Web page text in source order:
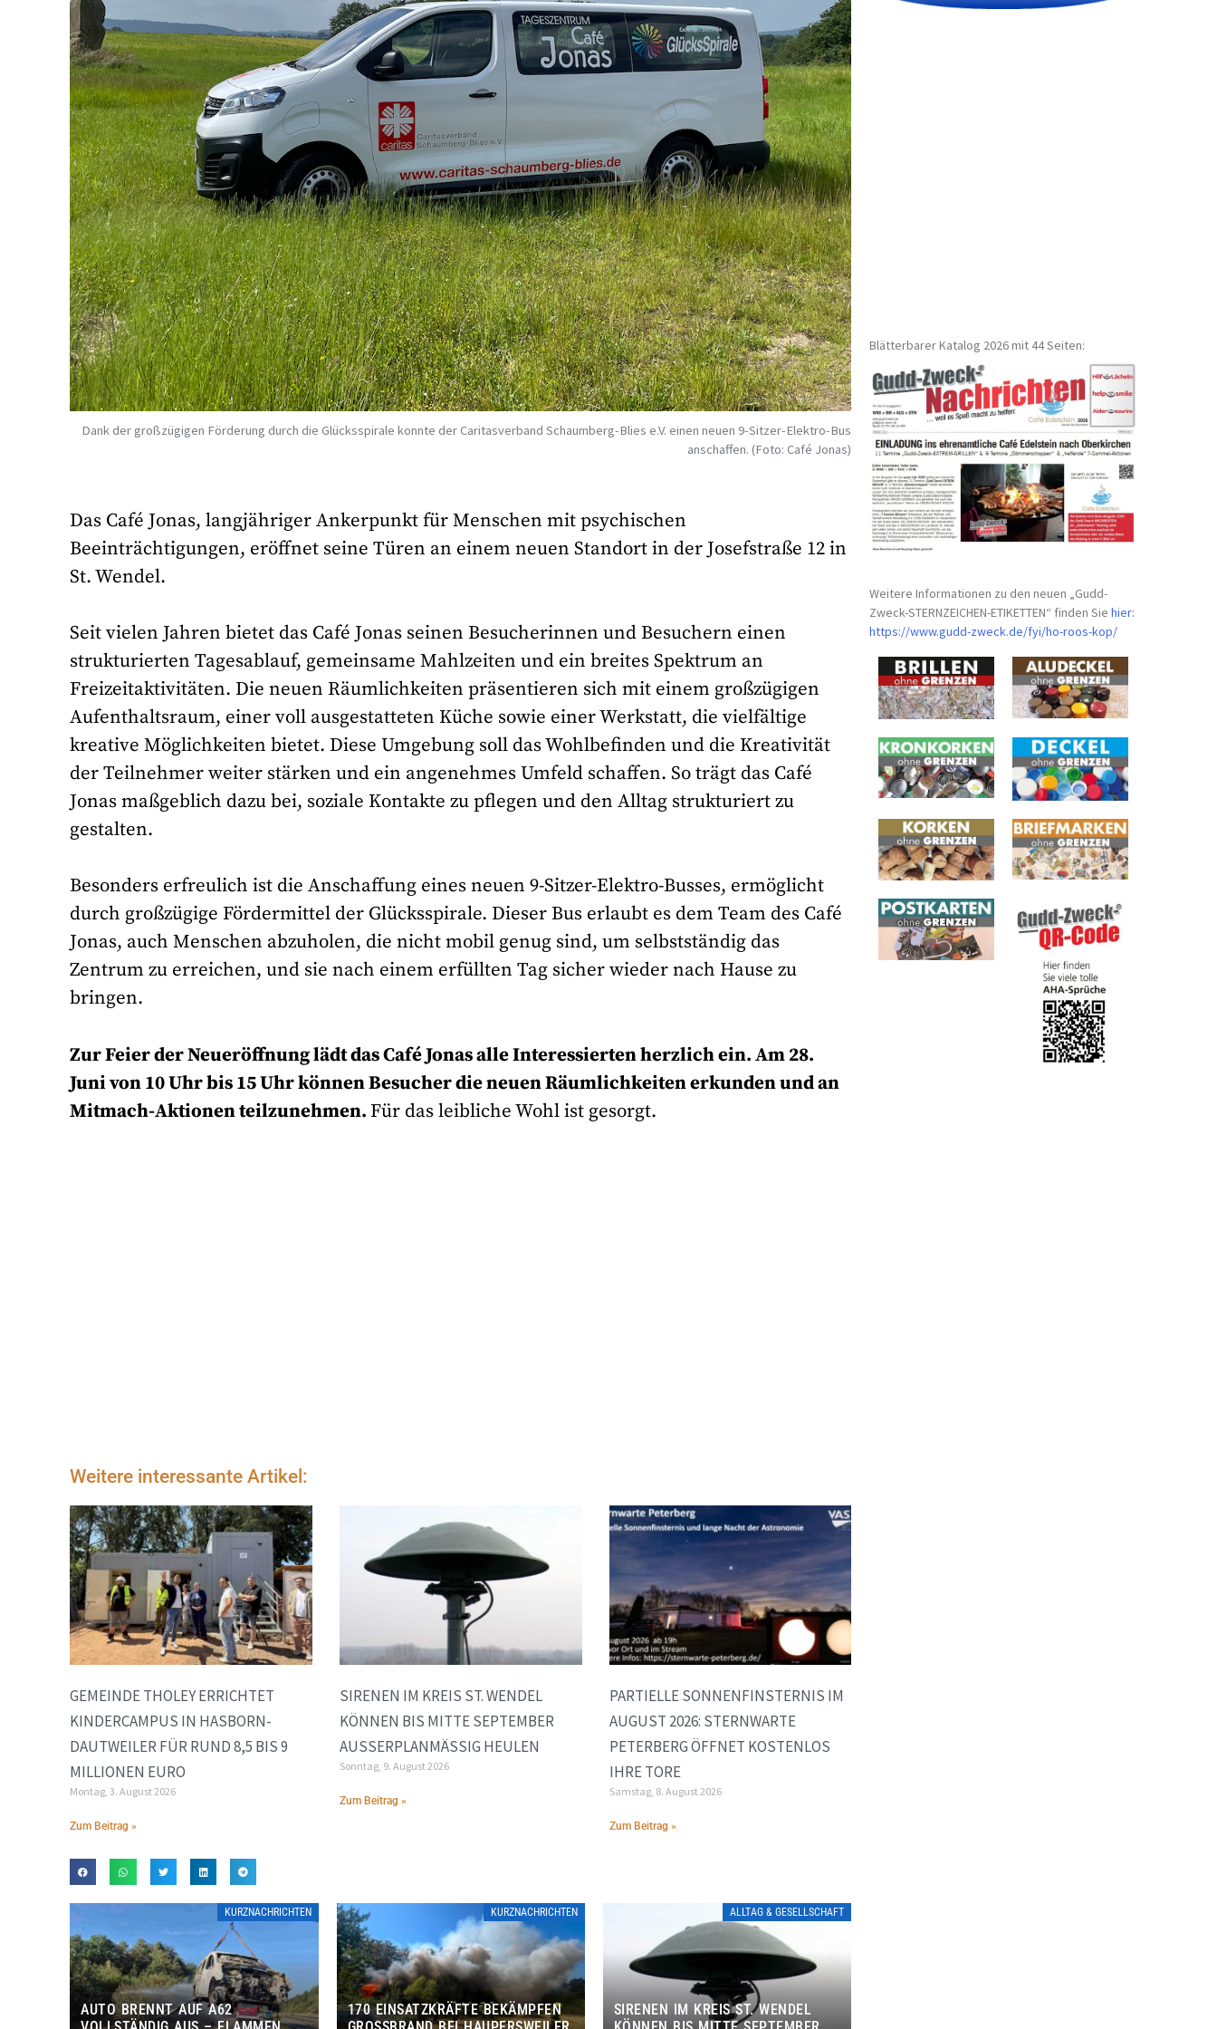
Dank der großzügigen Förderung durch die Glücksspirale konnte der Caritasverband Schaumberg-Blies e.V. einen neuen 9-Sitzer-Elektro-Bus
anschaffen. (Foto: Café Jonas)
Das Café Jonas, langjähriger Ankerpunkt für Menschen mit psychischen
Beeinträchtigungen, eröffnet seine Türen an einem neuen Standort in der Josefstraße 12 in
St. Wendel.
Seit vielen Jahren bietet das Café Jonas seinen Besucherinnen und Besuchern einen
strukturierten Tagesablauf, gemeinsame Mahlzeiten und ein breites Spektrum an
Freizeitaktivitäten. Die neuen Räumlichkeiten präsentieren sich mit einem großzügigen
Aufenthaltsraum, einer voll ausgestatteten Küche sowie einer Werkstatt, die vielfältige
kreative Möglichkeiten bietet. Diese Umgebung soll das Wohlbefinden und die Kreativität
der Teilnehmer weiter stärken und ein angenehmes Umfeld schaffen. So trägt das Café
Jonas maßgeblich dazu bei, soziale Kontakte zu pflegen und den Alltag strukturiert zu
gestalten.
Besonders erfreulich ist die Anschaffung eines neuen 9-Sitzer-Elektro-Busses, ermöglicht
durch großzügige Fördermittel der Glücksspirale. Dieser Bus erlaubt es dem Team des Café
Jonas, auch Menschen abzuholen, die nicht mobil genug sind, um selbstständig das
Zentrum zu erreichen, und sie nach einem erfüllten Tag sicher wieder nach Hause zu
bringen.
Zur Feier der Neueröffnung lädt das Café Jonas alle Interessierten herzlich ein. Am 28.
Juni von 10 Uhr bis 15 Uhr können Besucher die neuen Räumlichkeiten erkunden und an
Mitmach-Aktionen teilzunehmen. Für das leibliche Wohl ist gesorgt.
Weitere interessante Artikel:
GEMEINDE THOLEY ERRICHTET
KINDERCAMPUS IN HASBORN-
DAUTWEILER FÜR RUND 8,5 BIS 9
MILLIONEN EURO
Montag, 3. August 2026
Zum Beitrag »
SIRENEN IM KREIS ST. WENDEL
KÖNNEN BIS MITTE SEPTEMBER
AUSSERPLANMÄSSIG HEULEN
Sonntag, 9. August 2026
Zum Beitrag »
PARTIELLE SONNENFINSTERNIS IM
AUGUST 2026: STERNWARTE
PETERBERG ÖFFNET KOSTENLOS
IHRE TORE
Samstag, 8. August 2026
Zum Beitrag »
KURZNACHRICHTEN
AUTO BRENNT AUF A62
KURZNACHRICHTEN
170 EINSATZKRÄFTE BEKÄMPFEN
ALLTAG & GESELLSCHAFT
SIRENEN IM KREIS ST. WENDEL
Blätterbarer Katalog 2026 mit 44 Seiten:
Weitere Informationen zu den neuen „Gudd-
Zweck-STERNZEICHEN-ETIKETTEN“ finden Siehier:
https://www.gudd-zweck.de/fyi/ho-roos-kop/